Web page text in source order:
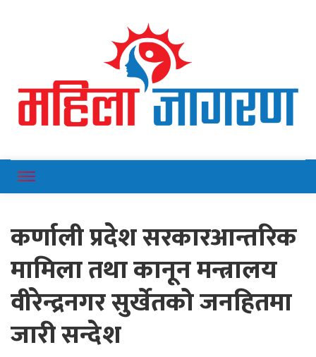
Mahilajagaran
कर्णाली प्रदेश सरकारआन्तरिक
मामिला तथा कानून मन्त्रालय
वीरेन्द्रनगर सुर्खेतको जनहितमा
जारी सन्देश